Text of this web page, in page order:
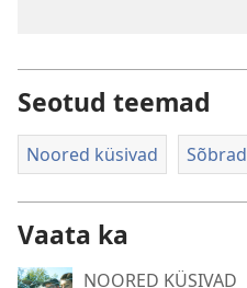
Seotud teemad
Noored küsivad Sõbrad
Vaata ka
NOORED KÜSIVAD